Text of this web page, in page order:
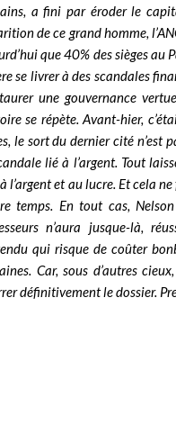
a fini par éroder le
de ce grand homme,
que 40% des sièges au
se livrer à des scandales
une gouvernance
se répète. Avant-hier,
le sort du dernier cité n’est
lié à l’argent. Tout
l’argent et au lucre. Et cela
temps. En tout cas,
n’aura jusque-là,
qui risque de coûter
Car, sous d’autres
définitivement le dossier.